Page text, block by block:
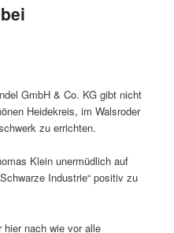
GmbH & Co. KG gibt nicht
Heidekreis, im Walsroder
zu errichten.
Klein unermüdlich auf
Industrie“ positiv zu
hier nach wie vor alle